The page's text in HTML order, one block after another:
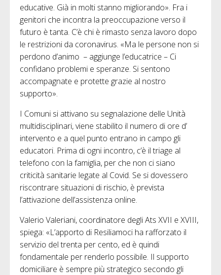
educative. Già in molti stanno migliorando». Fra i
genitori che incontra la preoccupazione verso il
futuro è tanta. C’è chi è rimasto senza lavoro dopo
le restrizioni da coronavirus. «Ma le persone non si
perdono d’animo – aggiunge l’educatrice – Ci
confidano problemi e speranze. Si sentono
accompagnate e protette grazie al nostro
supporto».
I Comuni si attivano su segnalazione delle Unità
multidisciplinari, viene stabilito il numero di ore d’
intervento e a quel punto entrano in campo gli
educatori. Prima di ogni incontro, c’è il triage al
telefono con la famiglia, per che non ci siano
criticità sanitarie legate al Covid. Se si dovessero
riscontrare situazioni di rischio, è prevista
l’attivazione dell’assistenza online.
Valerio Valeriani, coordinatore degli Ats XVII e XVIII,
spiega: «L’apporto di Resiliamoci ha rafforzato il
servizio del trenta per cento, ed è quindi
fondamentale per renderlo possibile. Il supporto
domiciliare è sempre più strategico secondo gli